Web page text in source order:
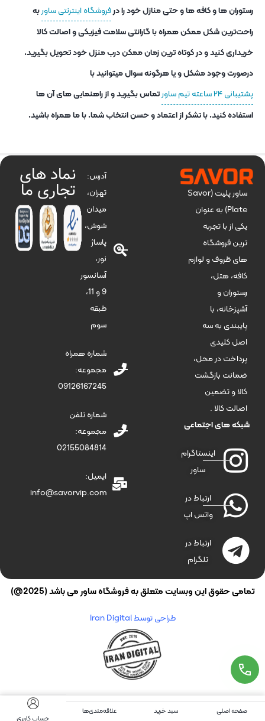
رستوران ها و کافه ها و حتی منازل خود را درفروشگاه اینترنتی ساوربه
راحت‌ترین شکل ممکن همراه با گارانتی سلامت فیزیکی و اصالت کالا
خریداری کنید و در کوتاه ترین زمان ممکن درب منزل خود تحویل بگیرید.
درصورت وجود مشکل و یا هرگونه سوال میتوانید با
پشتیبانی ۲۴ ساعته تیم ساور
تماس بگیرید و از راهنمایی های آن ها
استفاده کنید. با تشکر از اعتماد و حسن انتخاب شما. با ما همراه باشید.
ساور پلیت (Savor
Plate) به عنوان
یکی از با تجربه
ترین فروشگاه
های ظروف و لوازم
کافه، هتل،
رستوران و
آشپزخانه، با
پایبندی به سه
اصل کلیدی
پرداخت در محل،
ضمانت بازگشت
کالا و تضمین
اصالت کالا .
شبکه های اجتماعی
اینستاگرام
ساور
ارتباط در
واتس اپ
ارتباط در
تلگرام
آدرس:
تهران،
میدان
شوش،
پاساژ
نور،
آسانسور
9 و 11،
طبقه
سوم
شماره همراه
مجموعه:
09126167245
شماره تلفن
مجموعه:
02155084814
ایمیل:
info@savorvip.com
نماد های
تجاری ما
تمامی حقوق این وبسایت متعلق به فروشگاه ساور می باشد (2025@)
طراحی توسط Iran Digital
صفحه اصلی سبد خرید علاقه‌مندی‌ها
حساب کاربری